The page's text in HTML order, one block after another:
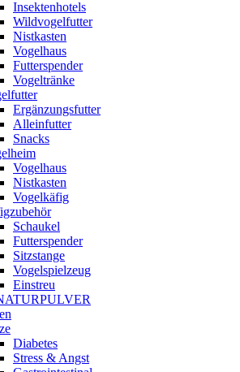
Insektenhotels
Wildvogelfutter
Nistkasten
Vogelhaus
Futterspender
Vogeltränke
Ergänzungsfutter
Alleinfutter
Snacks
Vogelhaus
Nistkasten
Vogelkäfig
Schaukel
Futterspender
Sitzstange
Vogelspielzeug
Einstreu
Diabetes
Stress & Angst